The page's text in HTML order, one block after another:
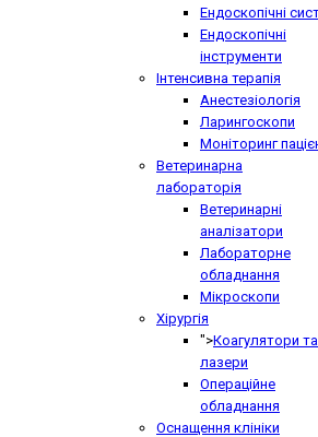
Ендоскопічні
Ендоскопічні
інструменти
Інтенсивна терапія
Анестезіологія
Ларингоскопи
Моніторинг
Ветеринарна
лабораторія
Ветеринарні
аналізатори
Лабораторне
обладнання
Мікроскопи
Хірургія
">Коагулятори та
лазери
Операційне
обладнання
Оснащення клініки